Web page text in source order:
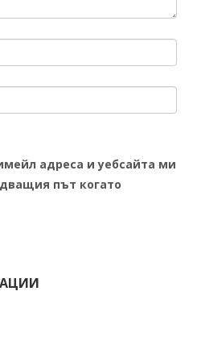
адреса и уебсайта ми
път когато